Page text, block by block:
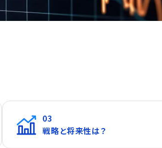
03
戦略と将来性は？